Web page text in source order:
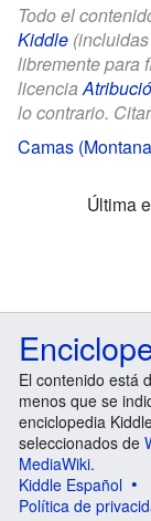
Todo el
Kiddle
libremente para
licencia
lo contrario.
Camas
Última
El contenido está
menos que se
enciclopedia
seleccionados de
MediaWiki.
Kiddle Español
Política de